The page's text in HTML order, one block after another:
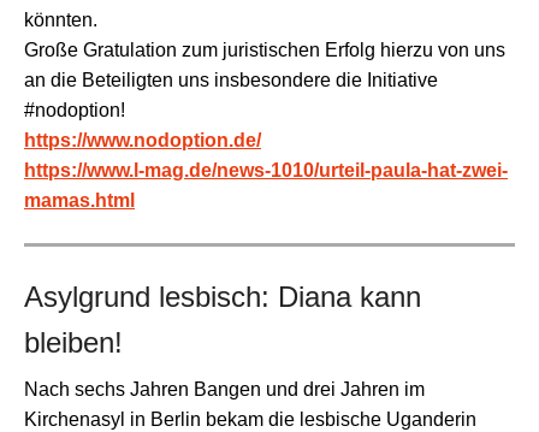
könnten.
Große Gratulation zum juristischen Erfolg hierzu von uns
an die Beteiligten uns insbesondere die Initiative
#nodoption!
https://www.nodoption.de/
https://www.l-mag.de/news-1010/urteil-paula-hat-zwei-
mamas.html
Asylgrund lesbisch: Diana kann
bleiben!
Nach sechs Jahren Bangen und drei Jahren im
Kirchenasyl in Berlin bekam die lesbische Uganderin